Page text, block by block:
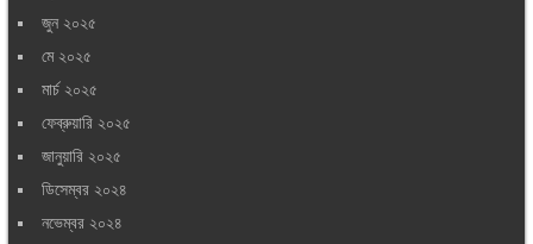
জুন ২০২৫
মে ২০২৫
মার্চ ২০২৫
ফেব্রুয়ারি ২০২৫
জানুয়ারি ২০২৫
ডিসেম্বর ২০২৪
নভেম্বর ২০২৪